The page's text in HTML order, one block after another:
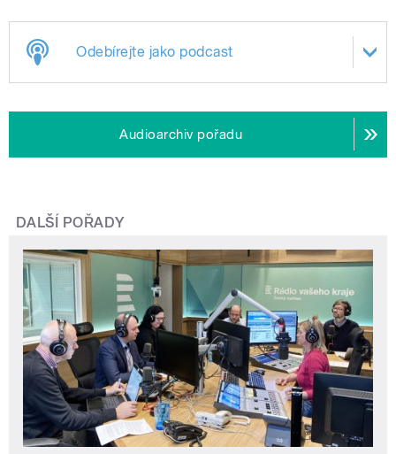
Odebírejte jako podcast
Audioarchiv pořadu
DALŠÍ POŘADY